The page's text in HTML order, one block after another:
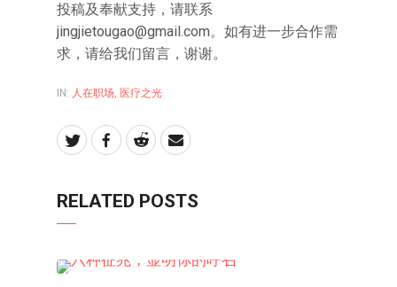
投稿及奉献支持，请联系
jingjietougao@gmail.com。如有进一步合作需
求，请给我们留言，谢谢。
IN: 人在职场, 医疗之光
RELATED POSTS